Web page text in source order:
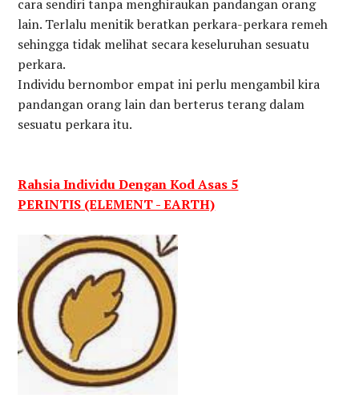
cara sendiri tanpa menghiraukan pandangan orang
lain. Terlalu menitik beratkan perkara-perkara remeh
sehingga tidak melihat secara keseluruhan sesuatu
perkara.
Individu bernombor empat ini perlu mengambil kira
pandangan orang lain dan berterus terang dalam
sesuatu perkara itu.
Rahsia Individu Dengan Kod Asas 5
PERINTIS (ELEMENT - EARTH)